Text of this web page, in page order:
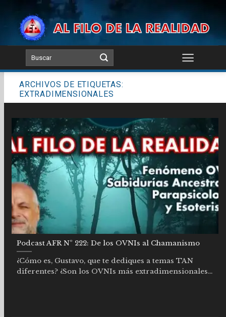
content
ARCHIVOS DE ETIQUETAS:
EXTRADIMENSIONALES
Podcast AFR Nº 222: De los OVNIs al Chamanismo
¿Cómo es, Gustavo, que te dediques a temas TAN
diferentes? ¿Son los OVNIs más extradimensionales...